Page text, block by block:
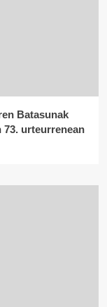
Batasunak
urteurrenean